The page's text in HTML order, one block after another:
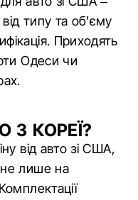
типу та об'єму
Приходять
Одеси чи
З КОРЕЇ?
від авто зі США,
не лише на